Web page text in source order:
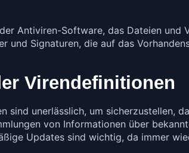
Antiviren-Software, das Dateien und
und Signaturen, die auf das
Virendefinitionen
sind unerlässlich, um sicherzustellen,
von Informationen über
Updates sind wichtig, da immer